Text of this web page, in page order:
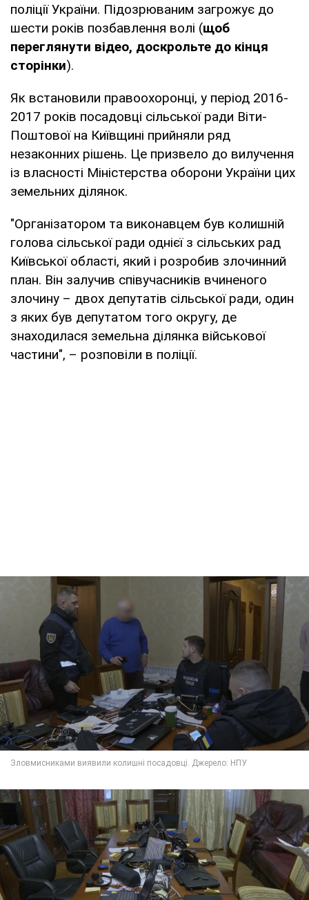
поліції України. Підозрюваним загрожує до
шести років позбавлення волі (щоб
переглянути відео, доскрольте до кінця
сторінки).
Як встановили правоохоронці, у період 2016-
2017 років посадовці сільської ради Віти-
Поштової на Київщині прийняли ряд
незаконних рішень. Це призвело до вилучення
із власності Міністерства оборони України цих
земельних ділянок.
"Організатором та виконавцем був колишній
голова сільської ради однієї з сільських рад
Київської області, який і розробив злочинний
план. Він залучив співучасників вчиненого
злочину – двох депутатів сільської ради, один
з яких був депутатом того округу, де
знаходилася земельна ділянка військової
частини", – розповіли в поліції.